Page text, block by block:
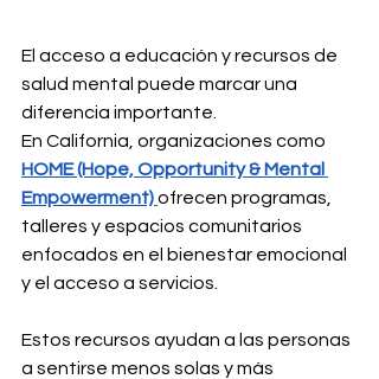
El acceso a educación y recursos de
salud mental puede marcar una
diferencia importante.
En California, organizaciones como
HOME (Hope, Opportunity & Mental
Empowerment)ofrecen programas,
talleres y espacios comunitarios
enfocados en el bienestar emocional
y el acceso a servicios.
Estos recursos ayudan a las personas
a sentirse menos solas y más